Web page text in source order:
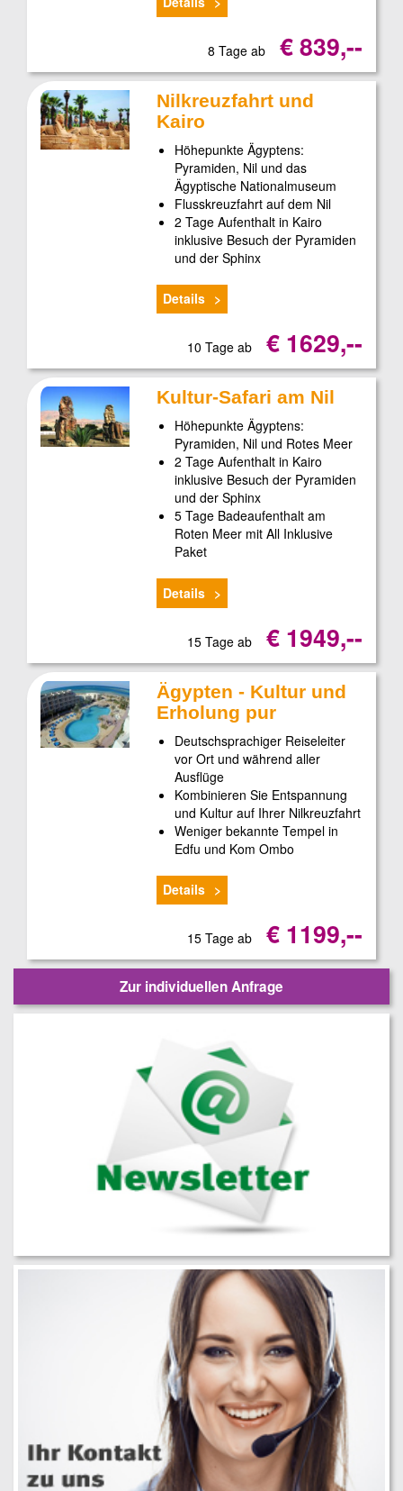
8 Tage ab € 839,--
Nilkreuzfahrt und
Kairo
Höhepunkte Ägyptens:
Pyramiden, Nil und das
Ägyptische Nationalmuseum
Flusskreuzfahrt auf dem Nil
2 Tage Aufenthalt in Kairo
inklusive Besuch der Pyramiden
und der Sphinx
Details
10 Tage ab € 1629,--
Kultur-Safari am Nil
Höhepunkte Ägyptens:
Pyramiden, Nil und Rotes Meer
2 Tage Aufenthalt in Kairo
inklusive Besuch der Pyramiden
und der Sphinx
5 Tage Badeaufenthalt am
Roten Meer mit All Inklusive
Paket
Details
15 Tage ab € 1949,--
Ägypten - Kultur und
Erholung pur
Deutschsprachiger Reiseleiter
vor Ort und während aller
Ausflüge
Kombinieren Sie Entspannung
und Kultur auf Ihrer Nilkreuzfahrt
Weniger bekannte Tempel in
Edfu und Kom Ombo
Details
15 Tage ab € 1199,--
Zur individuellen Anfrage